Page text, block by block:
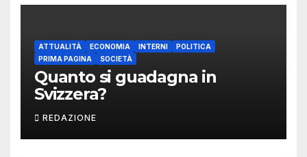
ATTUALITÀ ECONOMIA INTERNI
POLITICA
PRIMA PAGINA
SOCIETÀ
Quanto si guadagna in
Svizzera?
REDAZIONE